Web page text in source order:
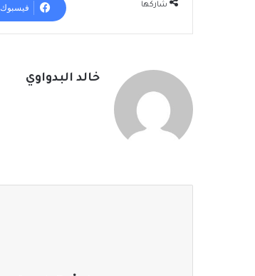
شاركها فيسبوك
خالد البدواوي